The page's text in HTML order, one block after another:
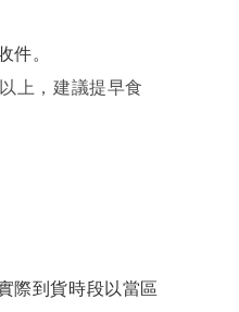
件。
上，建議提早食
際到貨時段以當區